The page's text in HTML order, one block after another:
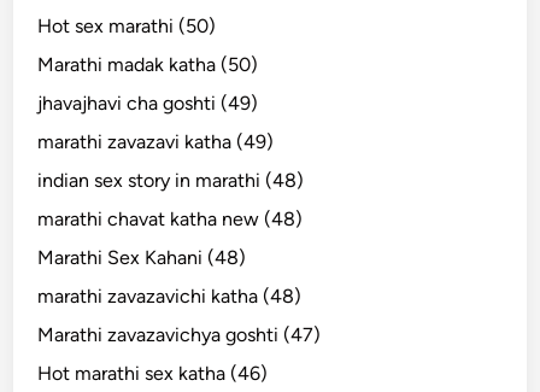
Hot sex marathi (50)
Marathi madak katha (50)
jhavajhavi cha goshti (49)
marathi zavazavi katha (49)
indian sex story in marathi (48)
marathi chavat katha new (48)
Marathi Sex Kahani (48)
marathi zavazavichi katha (48)
Marathi zavazavichya goshti (47)
Hot marathi sex katha (46)